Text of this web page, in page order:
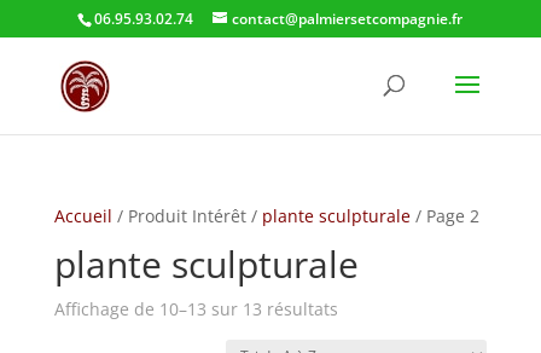
06.95.93.02.74 contact@palmiersetcompagnie.fr
Accueil / Produit Intérêt / plante sculpturale/ Page 2
plante sculpturale
Affichage de 10–13 sur 13 résultats